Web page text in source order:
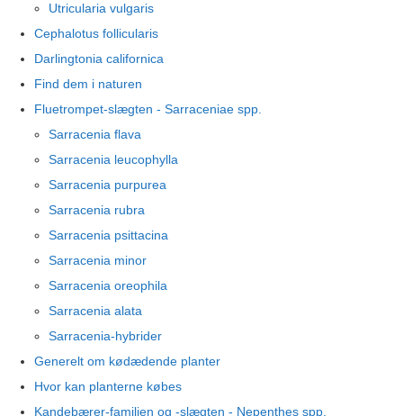
Utricularia vulgaris
Cephalotus follicularis
Darlingtonia californica
Find dem i naturen
Fluetrompet-slægten - Sarraceniae spp.
Sarracenia flava
Sarracenia leucophylla
Sarracenia purpurea
Sarracenia rubra
Sarracenia psittacina
Sarracenia minor
Sarracenia oreophila
Sarracenia alata
Sarracenia-hybrider
Generelt om kødædende planter
Hvor kan planterne købes
Kandebærer-familien og -slægten - Nepenthes spp.